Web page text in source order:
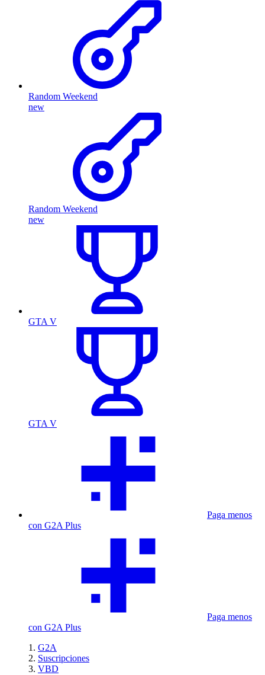
Random Weekend
new
Random Weekend
new
GTA V
GTA V
Paga menos
con G2A Plus
Paga menos
con G2A Plus
G2A
Suscripciones
VBD